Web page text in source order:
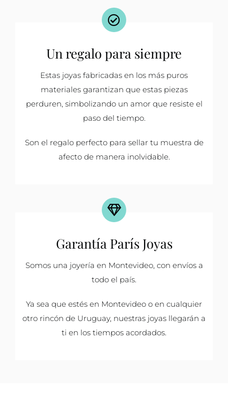
Un regalo para siempre
Estas joyas fabricadas en los más puros
materiales garantizan que estas piezas
perduren, simbolizando un amor que resiste el
paso del tiempo.
Son el regalo perfecto para sellar tu muestra de
afecto de manera inolvidable.
Garantía París Joyas
Somos una joyería en Montevideo, con envíos a
todo el país.
Ya sea que estés en Montevideo o en cualquier
otro rincón de Uruguay, nuestras joyas llegarán a
ti en los tiempos acordados.